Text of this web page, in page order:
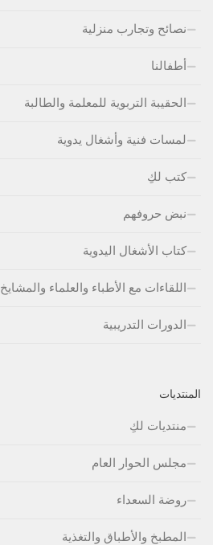
نصائح وتجارب منزلية
أطفالنا
الحقيبة التربوية للمعلمة والطالبة
لمسات فنية وأشغال يدوية
كتب لكِ
نبض حروفهم
كتاب الأشغال اليدوية
اللقاءات مع الأطباء والعلماء والمشايخ
الدورات التدريبية
المنتديات
منتديات لكِ
مجلس الحوار العام
روضة السعداء
المطبخ والأطباق والتغذية